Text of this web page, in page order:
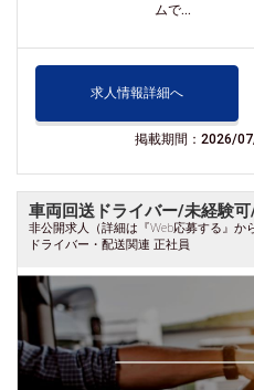
ムで...
求人情報詳細へ
掲載期間：2026/
車両回送ドライバー/未経験
非公開求人（詳細は『Web応募する』
ドライバー・配送関連 正社員